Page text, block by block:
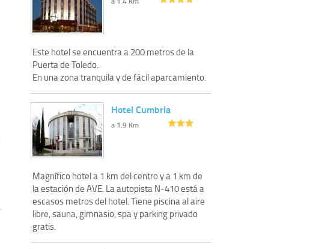
Este hotel se encuentra a 200 metros de la
Puerta de Toledo.
En una zona tranquila y de fácil aparcamiento.
Hotel Cumbria
a 1.9 Km
Magnífico hotel a 1 km del centro y a 1 km de
la estación de AVE. La autopista N-410 está a
escasos metros del hotel. Tiene piscina al aire
libre, sauna, gimnasio, spa y parking privado
gratis.